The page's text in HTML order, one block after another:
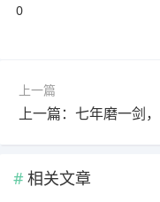
0
上一篇
相关文章